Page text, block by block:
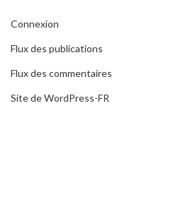
Connexion
Flux des publications
Flux des commentaires
Site de WordPress-FR